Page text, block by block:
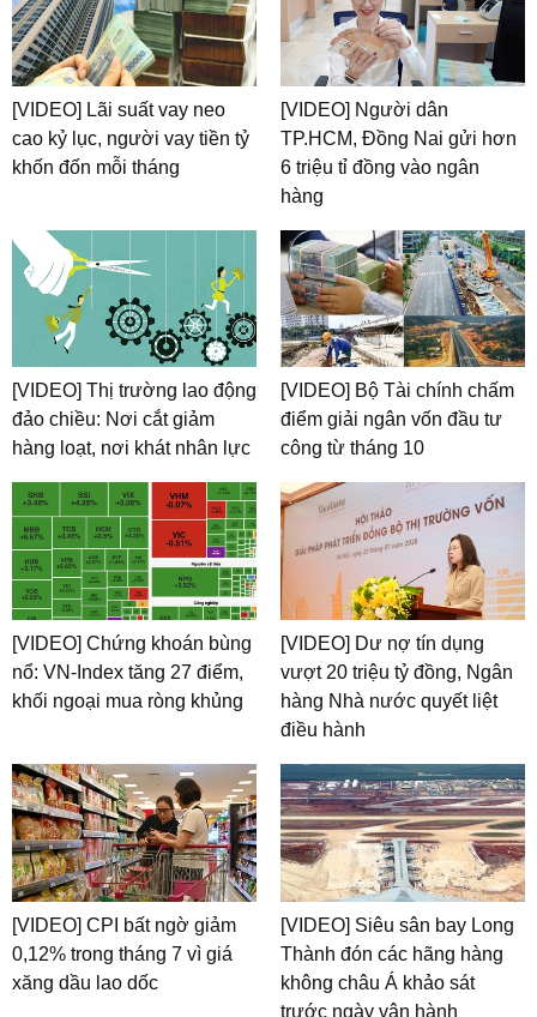
[VIDEO] Lãi suất vay neo
cao kỷ lục, người vay tiền tỷ
khốn đốn mỗi tháng
[VIDEO] Người dân
TP.HCM, Đồng Nai gửi hơn
6 triệu tỉ đồng vào ngân
hàng
[VIDEO] Thị trường lao động
đảo chiều: Nơi cắt giảm
hàng loạt, nơi khát nhân lực
[VIDEO] Bộ Tài chính chấm
điểm giải ngân vốn đầu tư
công từ tháng 10
[VIDEO] Chứng khoán bùng
nổ: VN-Index tăng 27 điểm,
khối ngoại mua ròng khủng
[VIDEO] Dư nợ tín dụng
vượt 20 triệu tỷ đồng, Ngân
hàng Nhà nước quyết liệt
điều hành
[VIDEO] CPI bất ngờ giảm
0,12% trong tháng 7 vì giá
xăng dầu lao dốc
[VIDEO] Siêu sân bay Long
Thành đón các hãng hàng
không châu Á khảo sát
trước ngày vận hành